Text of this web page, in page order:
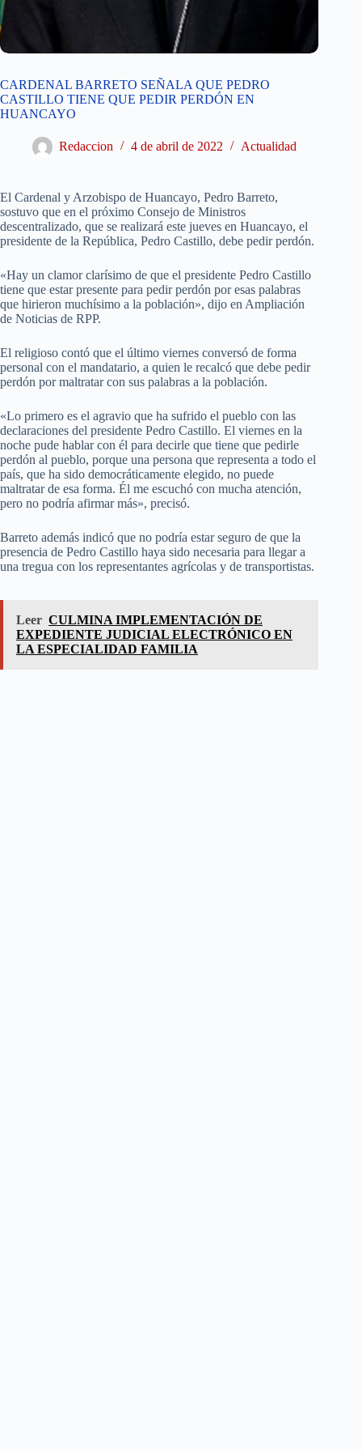
CARDENAL BARRETO SEÑALA QUE PEDRO
CASTILLO TIENE QUE PEDIR PERDÓN EN
HUANCAYO
Redaccion 4 de abril de 2022 Actualidad
El Cardenal y Arzobispo de Huancayo, Pedro Barreto,
sostuvo que en el próximo Consejo de Ministros
descentralizado, que se realizará este jueves en Huancayo, el
presidente de la República, Pedro Castillo, debe pedir perdón.
«Hay un clamor clarísimo de que el presidente Pedro Castillo
tiene que estar presente para pedir perdón por esas palabras
que hirieron muchísimo a la población», dijo en Ampliación
de Noticias de RPP.
El religioso contó que el último viernes conversó de forma
personal con el mandatario, a quien le recalcó que debe pedir
perdón por maltratar con sus palabras a la población.
«Lo primero es el agravio que ha sufrido el pueblo con las
declaraciones del presidente Pedro Castillo. El viernes en la
noche pude hablar con él para decirle que tiene que pedirle
perdón al pueblo, porque una persona que representa a todo el
país, que ha sido democráticamente elegido, no puede
maltratar de esa forma. Él me escuchó con mucha atención,
pero no podría afirmar más», precisó.
Barreto además indicó que no podría estar seguro de que la
presencia de Pedro Castillo haya sido necesaria para llegar a
una tregua con los representantes agrícolas y de transportistas.
Leer CULMINA IMPLEMENTACIÓN DE
EXPEDIENTE JUDICIAL ELECTRÓNICO EN
LA ESPECIALIDAD FAMILIA